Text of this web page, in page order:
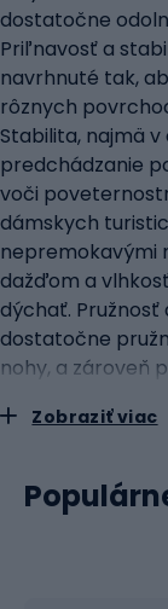
dostatočne
Priľnavosť a
navrhnuté tak,
rôznych
Stabilita, najmä
predchádzanie
voči
dámskych
nepremokavými
dažďom a
dýchať.
dostatočne
nohy, a zároveň
klenby chodidla:
turistickej a
Zobraziť viac